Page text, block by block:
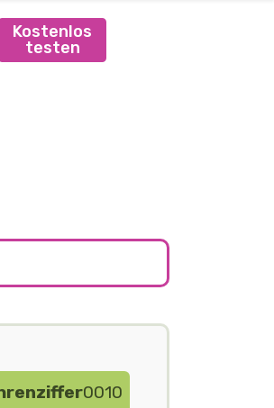
Kostenlos
testen
0010